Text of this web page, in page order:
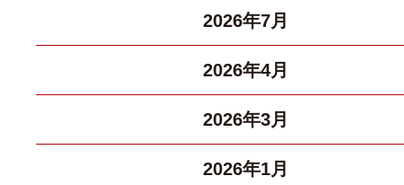
2026年7月
2026年4月
2026年3月
2026年1月